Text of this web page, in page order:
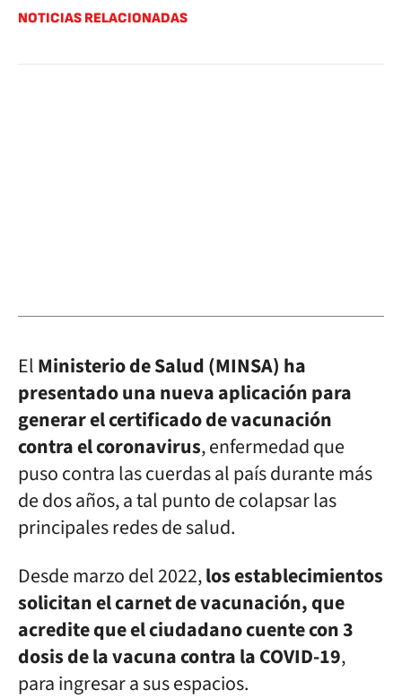
NOTICIAS RELACIONADAS
ElMinisterio de Salud (MINSA) ha
presentado una nueva aplicación para
generar el certificado de vacunación
contra el coronavirus, enfermedad que
puso contra las cuerdas al país durante más
de dos años, a tal punto de colapsar las
principales redes de salud.
Desde marzo del 2022,los establecimientos
solicitan el carnet de vacunación, que
acredite que el ciudadano cuente con 3
dosis de la vacuna contra la COVID-19,
para ingresar a sus espacios.